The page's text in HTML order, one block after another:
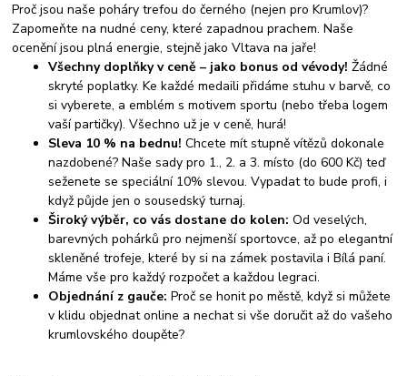
Proč jsou naše poháry trefou do černého (nejen pro Krumlov)?
Zapomeňte na nudné ceny, které zapadnou prachem. Naše
ocenění jsou plná energie, stejně jako Vltava na jaře!
Všechny doplňky v ceně – jako bonus od vévody! Žádné
skryté poplatky. Ke každé medaili přidáme stuhu v barvě, co
si vyberete, a emblém s motivem sportu (nebo třeba logem
vaší partičky). Všechno už je v ceně, hurá!
Sleva 10 % na bednu! Chcete mít stupně vítězů dokonale
nazdobené? Naše sady pro 1., 2. a 3. místo (do 600 Kč) teď
seženete se speciální 10% slevou. Vypadat to bude profi, i
když půjde jen o sousedský turnaj.
Široký výběr, co vás dostane do kolen: Od veselých,
barevných pohárků pro nejmenší sportovce, až po elegantní
skleněné trofeje, které by si na zámek postavila i Bílá paní.
Máme vše pro každý rozpočet a každou legraci.
Objednání z gauče: Proč se honit po městě, když si můžete
v klidu objednat online a nechat si vše doručit až do vašeho
krumlovského doupěte?